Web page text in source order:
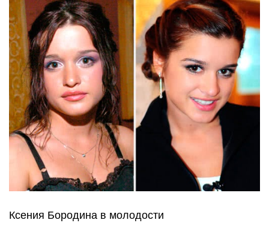
Ксения Бородина в молодости